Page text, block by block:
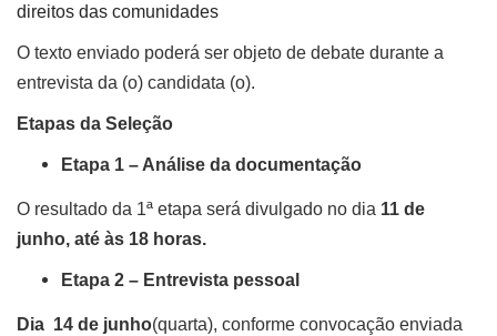
direitos das comunidades
O texto enviado poderá ser objeto de debate durante a
entrevista da (o) candidata (o).
Etapas da Seleção
Etapa 1 – Análise da documentação
O resultado da 1ª etapa será divulgado no dia 11 de
junho, até às 18 horas.
Etapa 2 – Entrevista pessoal
Dia 14 de junho(quarta), conforme convocação enviada